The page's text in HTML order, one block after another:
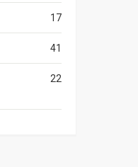
17
41
22